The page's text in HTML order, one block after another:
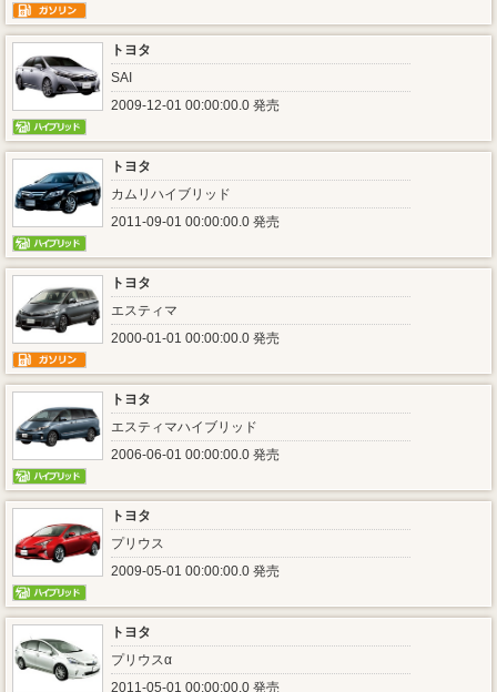
トヨタ
SAI
2009-12-01 00:00:00.0 発売
トヨタ
カムリハイブリッド
2011-09-01 00:00:00.0 発売
トヨタ
エスティマ
2000-01-01 00:00:00.0 発売
トヨタ
エスティマハイブリッド
2006-06-01 00:00:00.0 発売
トヨタ
プリウス
2009-05-01 00:00:00.0 発売
トヨタ
プリウスα
2011-05-01 00:00:00.0 発売